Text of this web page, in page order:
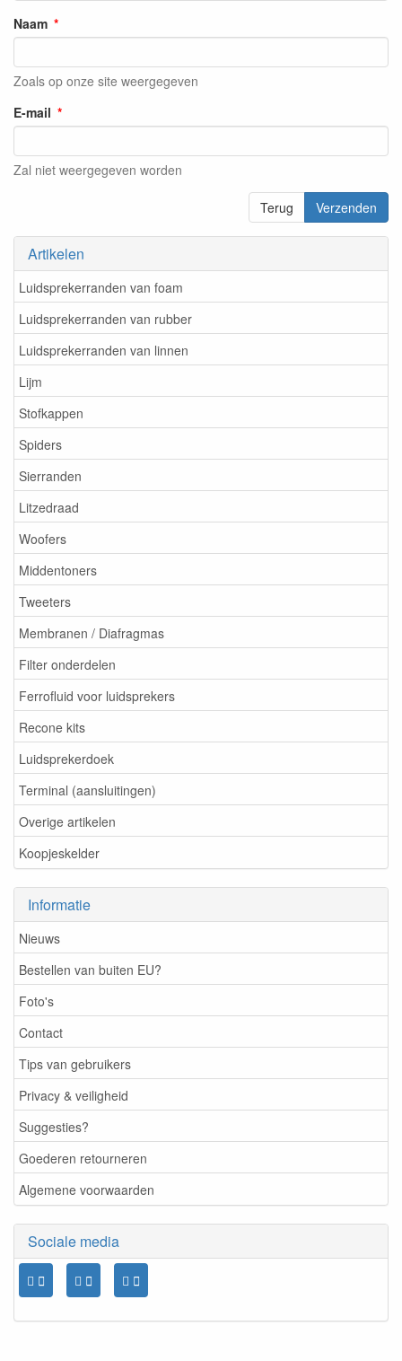
Artikelen
Luidsprekerranden van foam
Luidsprekerranden van rubber
Luidsprekerranden van linnen
Lijm
Stofkappen
Spiders
Sierranden
Litzedraad
Woofers
Middentoners
Tweeters
Membranen / Diafragmas
Filter onderdelen
Ferrofluid voor luidsprekers
Recone kits
Luidsprekerdoek
Terminal (aansluitingen)
Overige artikelen
Koopjeskelder
Informatie
Nieuws
Bestellen van buiten EU?
Foto's
Contact
Tips van gebruikers
Privacy & veiligheid
Suggesties?
Goederen retourneren
Algemene voorwaarden
Sociale media
Naam
Zoals op onze site weergegeven
E-mail
Zal niet weergegeven worden
Terug Verzenden